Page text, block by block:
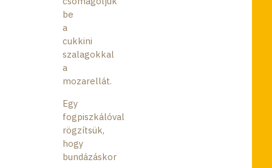
be
a
cukkini
szalagokkal
a
mozarellát.
Egy
fogpiszkálóval
rögzítsük,
hogy
bundázáskor